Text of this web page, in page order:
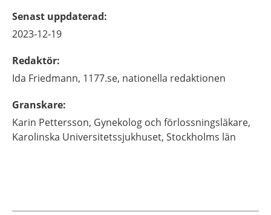
Senast uppdaterad:
2023-12-19
Redaktör:
Ida Friedmann, 1177.se, nationella redaktionen
Granskare:
Karin Pettersson, Gynekolog och förlossningsläkare,
Karolinska Universitetssjukhuset, Stockholms län